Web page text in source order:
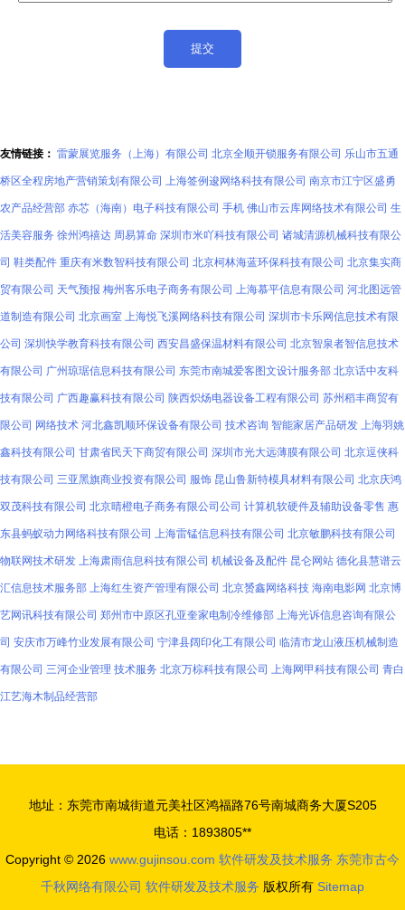
友情链接： 雷蒙展览服务（上海）有限公司 北京全顺开锁服务有限公司 乐山市五通
桥区全程房地产营销策划有限公司 上海签例逡网络科技有限公司 南京市江宁区盛勇
农产品经营部 赤芯（海南）电子科技有限公司 手机 佛山市云库网络技术有限公司 生
活美容服务 徐州鸿禧达 周易算命 深圳市米吖科技有限公司 诸城清源机械科技有限公
司 鞋类配件 重庆有米数智科技有限公司 北京柯林海蓝环保科技有限公司 北京集实商
贸有限公司 天气预报 梅州客乐电子商务有限公司 上海慕平信息有限公司 河北图远管
道制造有限公司 北京画室 上海悦飞溪网络科技有限公司 深圳市卡乐网信息技术有限
公司 深圳快学教育科技有限公司 西安昌盛保温材料有限公司 北京智泉者智信息技术
有限公司 广州琼琚信息科技有限公司 东莞市南城爱客图文设计服务部 北京话中友科
技有限公司 广西趣赢科技有限公司 陕西炽炀电器设备工程有限公司 苏州稻丰商贸有
限公司 网络技术 河北鑫凯顺环保设备有限公司 技术咨询 智能家居产品研发 上海羽姚
鑫科技有限公司 甘肃省民天下商贸有限公司 深圳市光大远薄膜有限公司 北京逗侠科
技有限公司 三亚黑旗商业投资有限公司 服饰 昆山鲁新特模具材料有限公司 北京庆鸿
双茂科技有限公司 北京晴橙电子商务有限公司公司 计算机软硬件及辅助设备零售 惠
东县蚂蚁动力网络科技有限公司 上海雷锰信息科技有限公司 北京敏鹏科技有限公司
物联网技术研发 上海肃雨信息科技有限公司 机械设备及配件 昆仑网站 德化县慧谱云
汇信息技术服务部 上海红生资产管理有限公司 北京赟鑫网络科技 海南电影网 北京博
艺网讯科技有限公司 郑州市中原区孔亚奎家电制冷维修部 上海光诉信息咨询有限公
司 安庆市万峰竹业发展有限公司 宁津县阔印化工有限公司 临清市龙山液压机械制造
有限公司 三河企业管理 技术服务 北京万棕科技有限公司 上海网甲科技有限公司 青白
江艺海木制品经营部
地址：东莞市南城街道元美社区鸿福路76号南城商务大厦S205
电话：1893805**
Copyright © 2026 www.gujinsou.com 软件研发及技术服务 东莞市古今
千秋网络有限公司 软件研发及技术服务 版权所有 Sitemap